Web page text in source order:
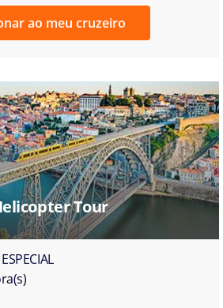
ao meu cruzeiro
Tour